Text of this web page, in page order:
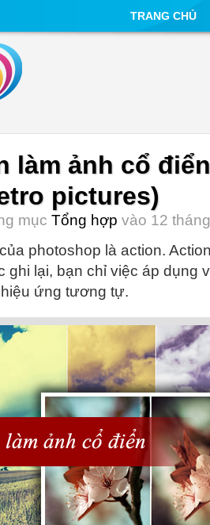
TRANG CHỦ
làm ảnh cổ điển
pictures)
mục Tổng hợp vào 12
photoshop là action.
ghi lại, bạn chỉ việc áp dụng
ứng tương tự.